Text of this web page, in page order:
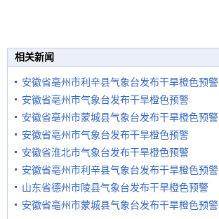
相关新闻
安徽省亳州市利辛县气象台发布干旱橙色预警
安徽省亳州市气象台发布干旱橙色预警
安徽省亳州市蒙城县气象台发布干旱橙色预警
安徽省亳州市气象台发布干旱橙色预警
安徽省淮北市气象台发布干旱橙色预警
安徽省亳州市利辛县气象台发布干旱橙色预警
山东省德州市陵县气象台发布干旱橙色预警
安徽省亳州市蒙城县气象台发布干旱橙色预警